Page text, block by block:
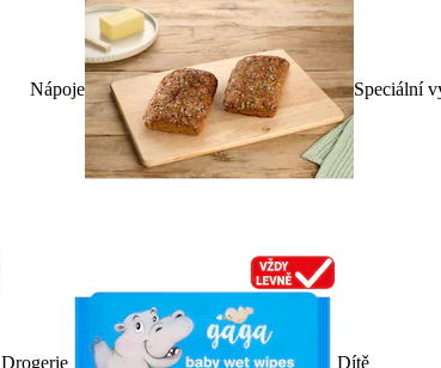
Nápoje Speciální
Drogerie Dítě